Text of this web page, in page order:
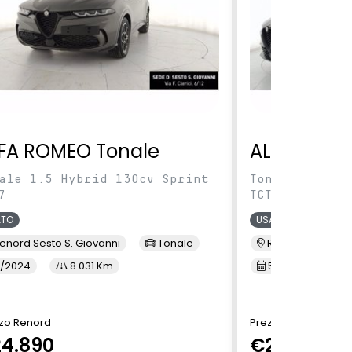
ROMEO Tonale
1.5 Hybrid 130cv Sprint
Sesto S. Giovanni
Tonale
2024
8.031 Km
Renord
ALFA
Tonale 1.5
TCT7
USATO
Renord
5/2024
Prezzo Renord
€24.890